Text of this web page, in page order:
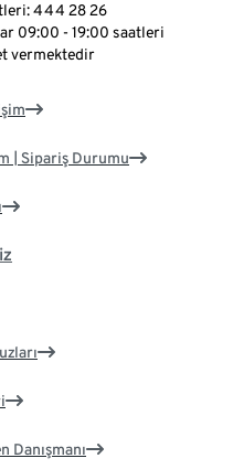
444 28 26
09:00 - 19:00 saatleri
vermektedir
| Sipariş Durumu
Danışmanı